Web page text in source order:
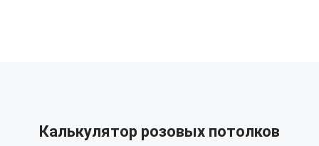
Калькулятор розовых потолков